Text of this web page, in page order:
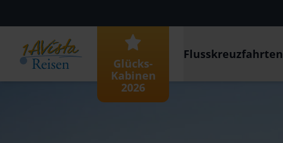
Glücks-
Kabinen
2026
Flusskreuzfahrten